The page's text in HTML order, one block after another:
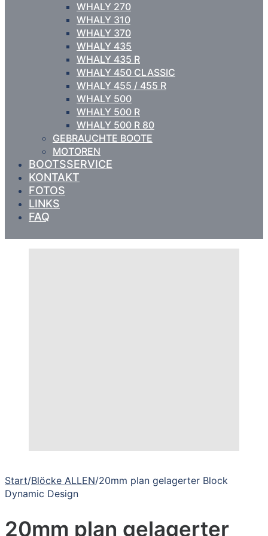
WHALY 270
WHALY 310
WHALY 370
WHALY 435
WHALY 435 R
WHALY 450 CLASSIC
WHALY 455 / 455 R
WHALY 500
WHALY 500 R
WHALY 500 R 80
GEBRAUCHTE BOOTE
MOTOREN
BOOTSSERVICE
KONTAKT
FOTOS
LINKS
FAQ
Start/Blöcke ALLEN/20mm plan gelagerter Block
Dynamic Design
20mm plan gelagerter